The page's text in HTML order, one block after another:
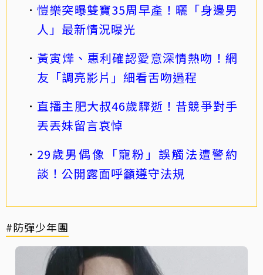
愷樂突曝雙寶35周早產！曬「身邊男
人」最新情況曝光
黃寅燁、惠利確認愛意深情熱吻！網
友「調亮影片」細看舌吻過程
直播主肥大叔46歲驟逝！昔競爭對手
丟丟妹留言哀悼
29歲男偶像「寵粉」誤觸法遭警約
談！公開露面呼籲遵守法規
#防彈少年團